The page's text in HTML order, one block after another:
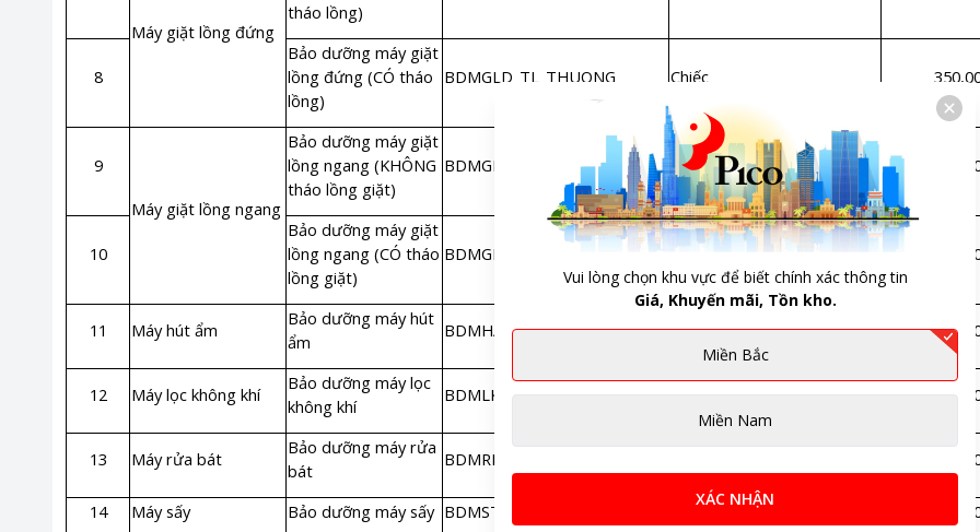
Máy giặt lồng đứng
tháo lồng)
8
Bảo dưỡng máy giặt
lồng đứng (CÓ tháo
lồng)
BDMGLD_TL_THUONG Chiếc
9
Máy giặt lồng ngang
Bảo dưỡng máy giặt
lồng ngang (KHÔNG
tháo lồng giặt)
BDMGLN_KTL_THUONG Chiếc
10
Bảo dưỡng máy giặt
lồng ngang (CÓ tháo
lồng giặt)
BDMGLN_TL_THUONG Chiếc
11 Máy hút ẩm
Bảo dưỡng máy hút
ẩm
BDMHA_THUONG Chiếc
12 Máy lọc không khí
Bảo dưỡng máy lọc
không khí
BDMLKK_THUONG Chiếc
13 Máy rửa bát
Bảo dưỡng máy rửa
bát
BDMRB_THUONG
14 Máy sấy Bảo dưỡng máy sấy BDMSTHUONG Chiếc
Vui lòng chọn khu vực để biết chính xác thông tin
Giá, Khuyến mãi, Tồn kho.
Miền Bắc
Miền Nam
XÁC NHẬN